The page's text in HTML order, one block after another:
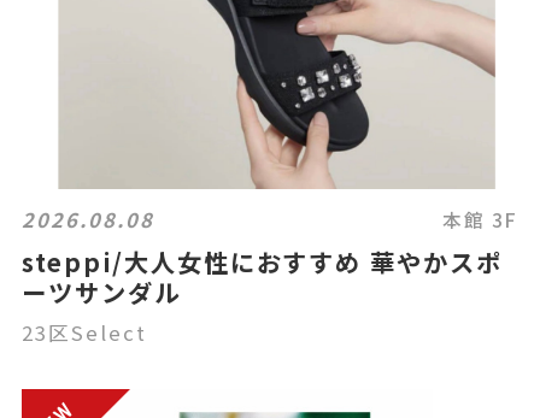
2026.08.08 本館 3F
steppi/大人女性におすすめ 華やかスポ
ーツサンダル
23区Select